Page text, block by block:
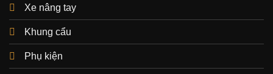
Xe nâng tay
Khung cẩu
Phụ kiện